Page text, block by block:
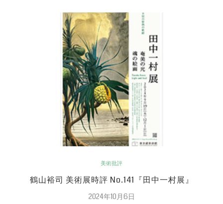
美術批評
鶴山裕司 美術展時評 No.141『田中一村展』
2024年10月6日